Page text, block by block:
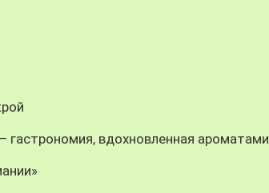
гастрономия, вдохновленная ароматами